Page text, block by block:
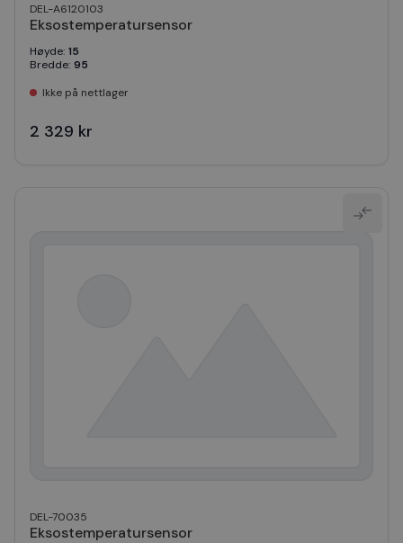
DEL-A6120103
Eksostemperatursensor
Høyde: 15
Bredde: 95
Ikke på nettlager
2 329 kr
DEL-70035
Eksostemperatursensor